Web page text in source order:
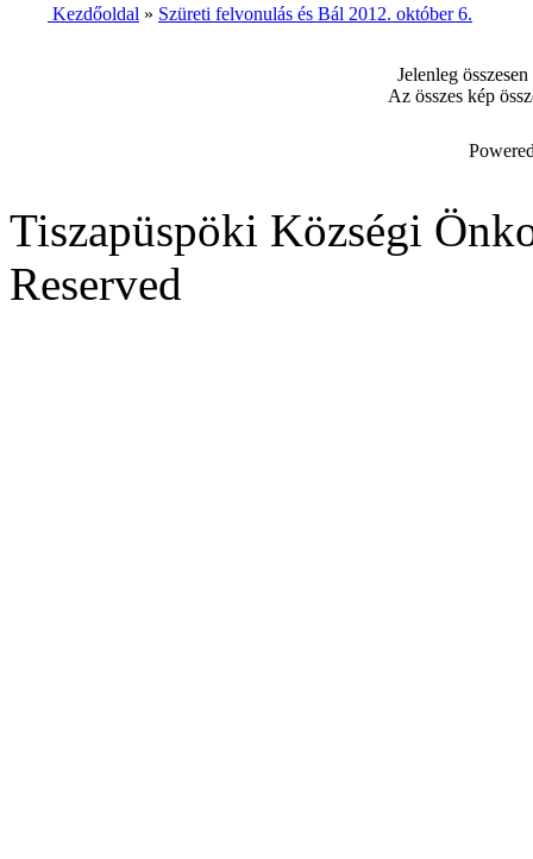
Kezdőoldal » Szüreti felvonulás és Bál 2012. október 6.
Jelenleg
Az összes kép
Tiszapüspöki Községi
Reserved